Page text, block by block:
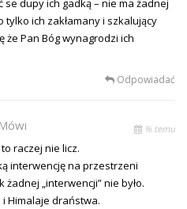
se dupy ich gadką – nie ma żadnej
tylko ich zakłamany i szkalujący
że Pan Bóg wynagrodzi ich
Odpowiadać
Mówi % temu
raczej nie licz.
interwencję na przestrzeni
„interwencji” nie było.
i Himalaje draństwa.